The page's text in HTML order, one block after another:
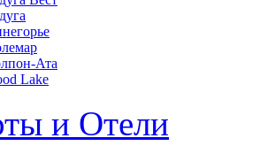
Ата
Lake
и Отели